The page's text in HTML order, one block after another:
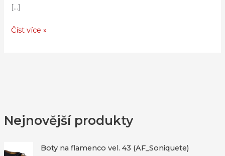
Nejnovější produkty
Boty na flamenco vel. 43 (AF_Soniquete)
[…]
Číst více »